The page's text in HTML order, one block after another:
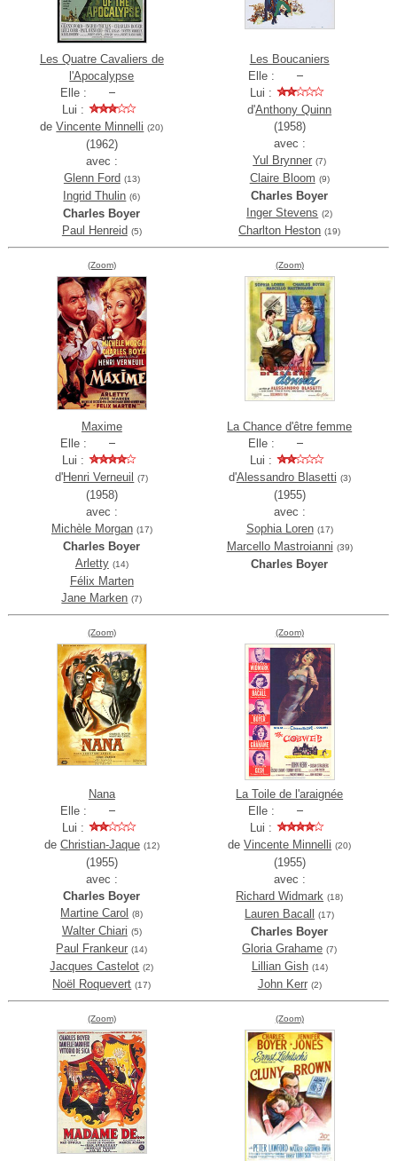
Les Quatre Cavaliers de
l'Apocalypse
Elle :
Lui :
deVincente Minnelli (20)
(1962)
avec :
Glenn Ford (13)
Ingrid Thulin (6)
Charles Boyer
Paul Henreid (5)
Les Boucaniers
Elle :
Lui :
d'Anthony Quinn
(1958)
avec :
Yul Brynner (7)
Claire Bloom (9)
Charles Boyer
Inger Stevens (2)
Charlton Heston (19)
(Zoom)
Maxime
Elle :
Lui :
d'Henri Verneuil (7)
(1958)
avec :
Michèle Morgan (17)
Charles Boyer
Arletty (14)
Félix Marten
Jane Marken (7)
(Zoom)
La Chance d'être femme
Elle :
Lui :
d'Alessandro Blasetti (3)
(1955)
avec :
Sophia Loren (17)
Marcello Mastroianni (39)
Charles Boyer
(Zoom)
Nana
Elle :
Lui :
de Christian-Jaque (12)
(1955)
avec :
Charles Boyer
Martine Carol
(8)
Walter Chiari (5)
Paul Frankeur (14)
Jacques Castelot (2)
Noël Roquevert (17)
(Zoom)
La Toile de l'araignée
Elle :
Lui :
deVincente Minnelli (20)
(1955)
avec :
Richard Widmark (18)
Lauren Bacall (17)
Charles Boyer
Gloria Grahame (7)
Lillian Gish (14)
John Kerr (2)
(Zoom) (Zoom)